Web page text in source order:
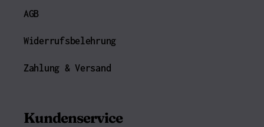
AGB
Widerrufsbelehrung
Zahlung & Versand
Kundenservice